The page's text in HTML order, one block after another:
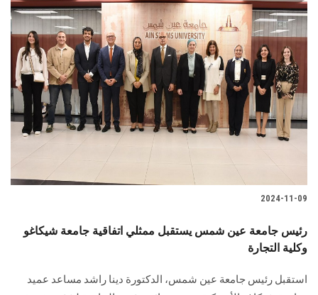
2024-11-09
رئيس جامعة عين شمس يستقبل ممثلي اتفاقية جامعة شيكاغو
وكلية التجارة
استقبل رئيس جامعة عين شمس، الدكتورة دينا راشد مساعد ‏عميد